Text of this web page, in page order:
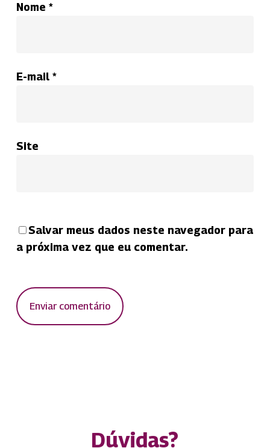
Nome *
E-mail *
Site
Salvar meus dados neste navegador para
a próxima vez que eu comentar.
Dúvidas?